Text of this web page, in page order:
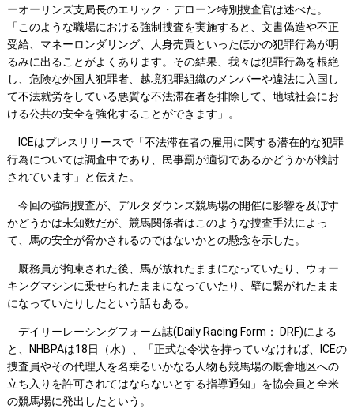
ーオーリンズ支局長のエリック・デローン特別捜査官は述べた。
「このような職場における強制捜査を実施すると、文書偽造や不正
受給、マネーロンダリング、人身売買といったほかの犯罪行為が明
るみに出ることがよくあります。その結果、我々は犯罪行為を根絶
し、危険な外国人犯罪者、越境犯罪組織のメンバーや違法に入国し
て不法就労をしている悪質な不法滞在者を排除して、地域社会にお
ける公共の安全を強化することができます」。
ICEはプレスリリースで「不法滞在者の雇用に関する潜在的な犯罪
行為については調査中であり、民事罰が適切であるかどうかが検討
されています」と伝えた。
今回の強制捜査が、デルタダウンズ競馬場の開催に影響を及ぼす
かどうかは未知数だが、競馬関係者はこのような捜査手法によっ
て、馬の安全が脅かされるのではないかとの懸念を示した。
厩務員が拘束された後、馬が放れたままになっていたり、ウォー
キングマシンに乗せられたままになっていたり、壁に繋がれたまま
になっていたりしたという話もある。
デイリーレーシングフォーム誌(Daily Racing Form： DRF)による
と、NHBPAは18日（水）、「正式な令状を持っていなければ、ICEの
捜査員やその代理人を名乗るいかなる人物も競馬場の厩舎地区への
立ち入りを許可されてはならないとする指導通知」を協会員と全米
の競馬場に発出したという。